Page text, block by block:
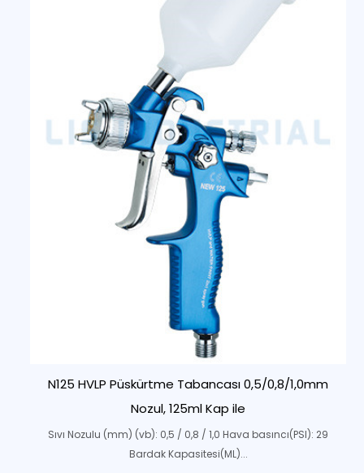
N125 HVLP Püskürtme Tabancası 0,5/0,8/1,0mm
Nozul, 125ml Kap ile
Sıvı Nozulu (mm) (vb): 0,5 / 0,8 / 1,0 Hava basıncı(PSI): 29
Bardak Kapasitesi(ML)...